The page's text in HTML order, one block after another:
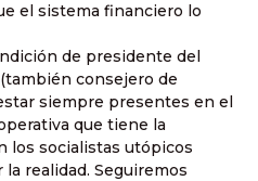
el sistema financiero lo
de presidente del
consejero de
siempre presentes en el
que tiene la
los socialistas utópicos
realidad. Seguiremos